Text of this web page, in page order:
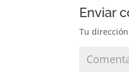
Enviar
Tu